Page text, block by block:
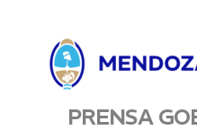
PRENSA